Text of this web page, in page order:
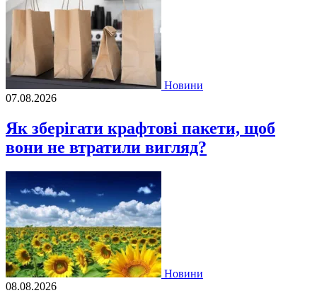
Новини
07.08.2026
Як зберігати крафтові пакети, щоб
вони не втратили вигляд?
Новини
08.08.2026